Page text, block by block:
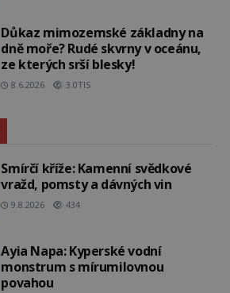
Důkaz mimozemské základny na
dně moře? Rudé skvrny v oceánu,
ze kterých srší blesky!
8.6.2026 3.0TIS
Smírčí kříže: Kamenní svědkové
vražd, pomsty a dávných vin
9.8.2026 434
Ayia Napa: Kyperské vodní
monstrum s mírumilovnou
povahou